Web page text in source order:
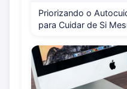
Priorizando o
para Cuidar de Si